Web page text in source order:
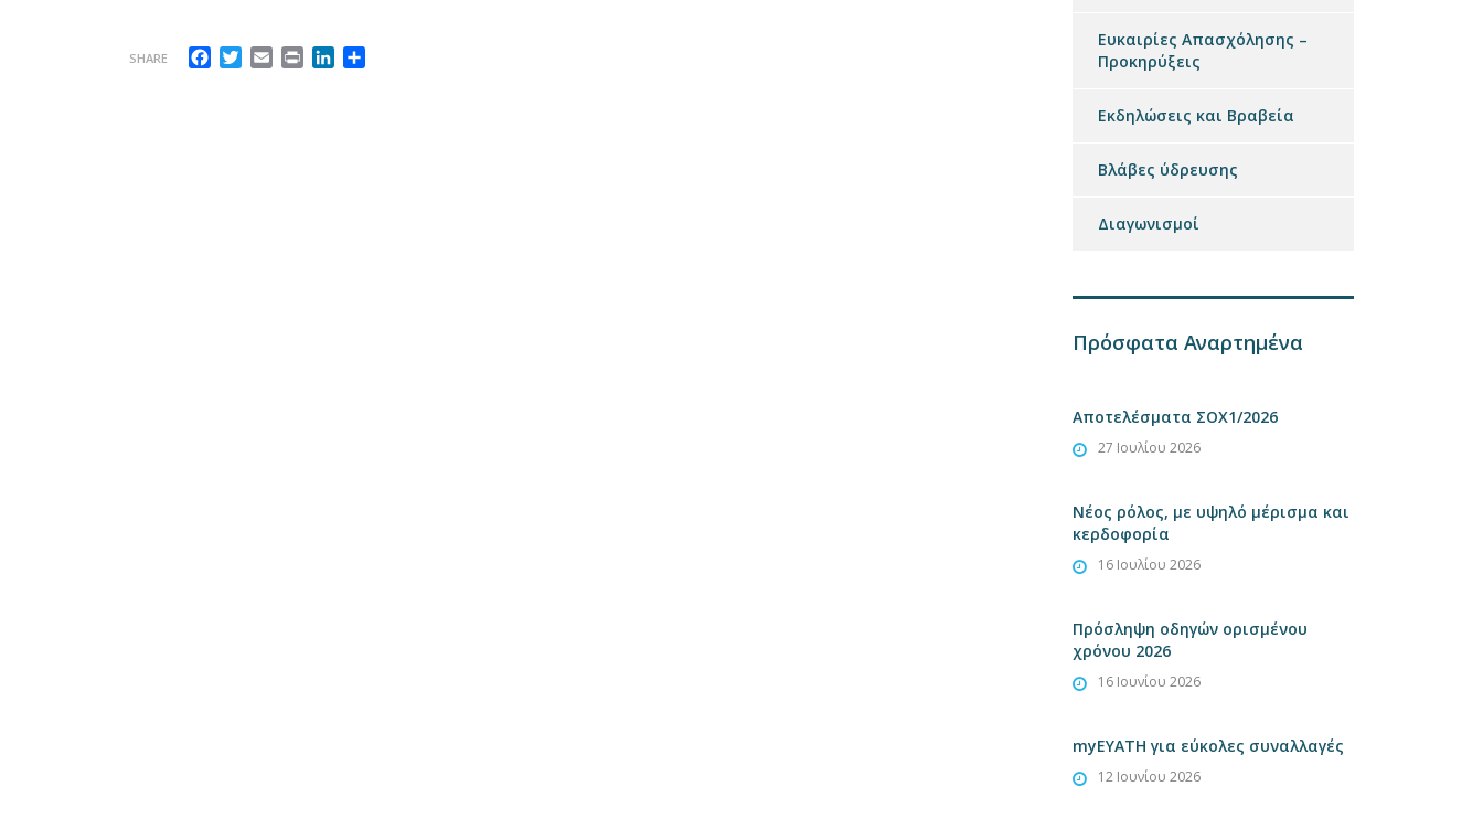
SHARE Facebook
Twitter
EmailPrintLinkedIn
Ευκαιρίες Απασχόλησης –
Προκηρύξεις
Εκδηλώσεις και Βραβεία
Βλάβες ύδρευσης
Διαγωνισμοί
Πρόσφατα Αναρτημένα
Αποτελέσματα ΣΟΧ1/2026
27 Ιουλίου 2026
Νέος ρόλος, με υψηλό μέρισμα και
κερδοφορία
16 Ιουλίου 2026
Πρόσληψη οδηγών ορισμένου
χρόνου 2026
16 Ιουνίου 2026
myEYATH για εύκολες συναλλαγές
12 Ιουνίου 2026